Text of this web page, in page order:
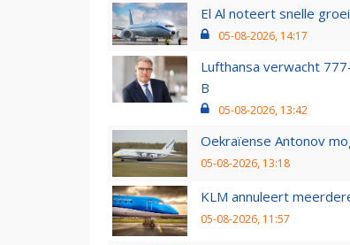
El Al noteert snelle
05-08-2026, 14:17
Lufthansa verwacht
B
05-08-2026, 13:42
Oekraïense Antonov
05-08-2026, 13:18
KLM annuleert
05-08-2026, 11:57